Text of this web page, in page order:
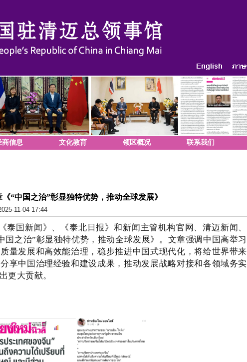
商信息 文化教育 领区概况 联系我们
“中国之治”彰显独特优势，推动全球发展》
11-04 17:44
国新闻》、《泰北日报》和新闻主管机构官网、清迈新闻、
之治”彰显独特优势，推动全球发展》。文章强调中国高举习
量发展和高效能治理，稳步推进中国式现代化，将给世界带来
享中国治理经验和建设成果，推动发展战略对接和各领域务实
更大贡献。